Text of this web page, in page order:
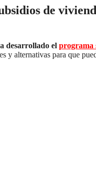
de
desarrollado el programa
y alternativas para que